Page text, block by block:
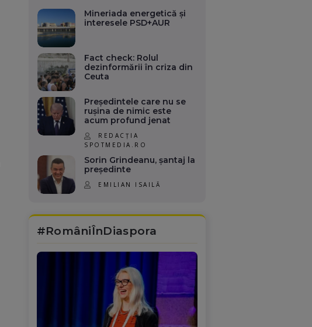
Mineriada energetică și
interesele PSD+AUR
Fact check: Rolul
dezinformării în criza din
Ceuta
Președintele care nu se
rușina de nimic este
acum profund jenat
REDACȚIA
SPOTMEDIA.RO
Sorin Grindeanu, șantaj la
președinte
EMILIAN ISAILĂ
#RomâniÎnDiaspora